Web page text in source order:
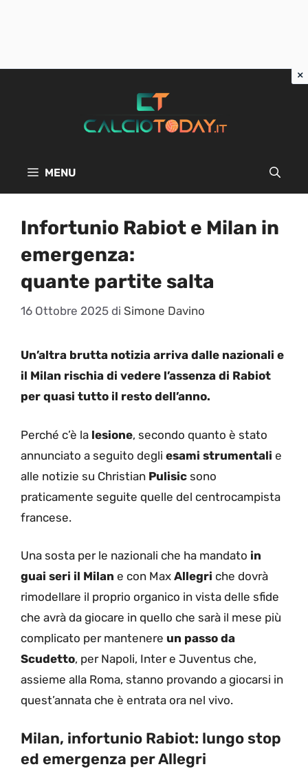
MENU
Infortunio Rabiot e Milan in
emergenza:
quante partite salta
16 Ottobre 2025 di Simone Davino
Un’altra brutta notizia arriva dalle nazionali e
il Milan rischia di vedere l’assenza di Rabiot
per quasi tutto il resto dell’anno.
Perché c’è la lesione, secondo quanto è stato
annunciato a seguito degli esami strumentali e
alle notizie su Christian Pulisic sono
praticamente seguite quelle del centrocampista
francese.
Una sosta per le nazionali che ha mandato in
guai seri il Milan e con Max Allegri che dovrà
rimodellare il proprio organico in vista delle sfide
che avrà da giocare in quello che sarà il mese più
complicato per mantenere un passo da
Scudetto, per Napoli, Inter e Juventus che,
assieme alla Roma, stanno provando a giocarsi in
quest’annata che è entrata ora nel vivo.
Milan, infortunio Rabiot: lungo stop
ed emergenza per Allegri